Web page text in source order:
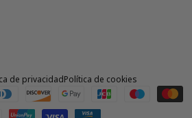
de privacidadPolítica de cookies